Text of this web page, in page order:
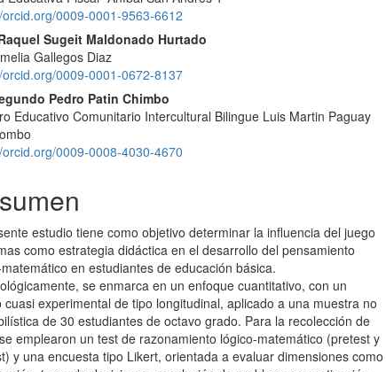
ENTRAR
0009-0001-9563-6612
Sugeit Maldonado Hurtado
Gallegos Diaz
orcid.org/0009-0001-0672-8137
Pedro Patin Chimbo
Educativo Comunitario Intercultural Bilingue Luis Martin Paguay
0009-0008-4030-4670
estudio tiene como objetivo determinar la influencia del juego
como estrategia didáctica en el desarrollo del pensamiento
en estudiantes de educación básica.
se enmarca en un enfoque cuantitativo, con un
cuasi experimental de tipo longitudinal, aplicado a una muestra no
de 30 estudiantes de octavo grado. Para la recolección de
emplearon un test de razonamiento lógico-matemático (pretest y
y una encuesta tipo Likert, orientada a evaluar dimensiones como